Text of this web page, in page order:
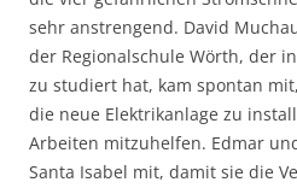
sehr anstrengend. David
der Regionalschule Wörth, der
zu studiert hat, kam spontan
die neue Elektrikanlage zu
Arbeiten mitzuhelfen. Edmar
Santa Isabel mit, damit sie die